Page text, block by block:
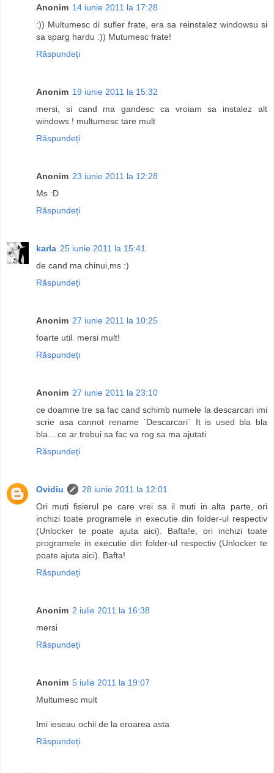
Anonim 14 iunie 2011 la 17:28
:)) Multumesc di sufler frate, era sa reinstalez windowsu si
sa sparg hardu :)) Mutumesc frate!
Răspundeți
Anonim 19 iunie 2011 la 15:32
mersi, si cand ma gandesc ca vroiam sa instalez alt
windows ! multumesc tare mult
Răspundeți
Anonim 23 iunie 2011 la 12:28
Ms :D
Răspundeți
karla 25 iunie 2011 la 15:41
de cand ma chinui,ms :)
Răspundeți
Anonim 27 iunie 2011 la 10:25
foarte util. mersi mult!
Răspundeți
Anonim 27 iunie 2011 la 23:10
ce doamne tre sa fac cand schimb numele la descarcari imi
scrie asa cannot rename `Descarcari` It is used bla bla
bla... ce ar trebui sa fac va rog sa ma ajutati
Răspundeți
Ovidiu
28 iunie 2011 la 12:01
Ori muti fisierul pe care vrei sa il muti in alta parte, ori
inchizi toate programele in executie din folder-ul respectiv
(Unlocker te poate ajuta aici). Bafta!e, ori inchizi toate
programele in executie din folder-ul respectiv (Unlocker te
poate ajuta aici). Bafta!
Răspundeți
Anonim 2 iulie 2011 la 16:38
mersi
Răspundeți
Anonim 5 iulie 2011 la 19:07
Multumesc mult
Imi ieseau ochii de la eroarea asta
Răspundeți